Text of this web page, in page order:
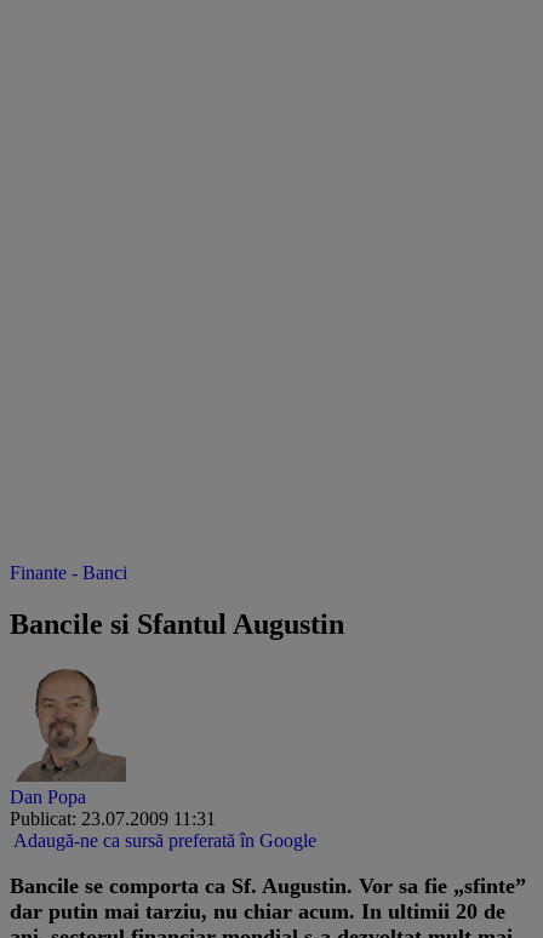
Finante - Banci
Bancile si Sfantul Augustin
Dan Popa
Publicat: 23.07.2009 11:31
Adaugă-ne ca sursă preferată în Google
Bancile se comporta ca Sf. Augustin. Vor sa fie „sfinte”
dar putin mai tarziu, nu chiar acum. In ultimii 20 de